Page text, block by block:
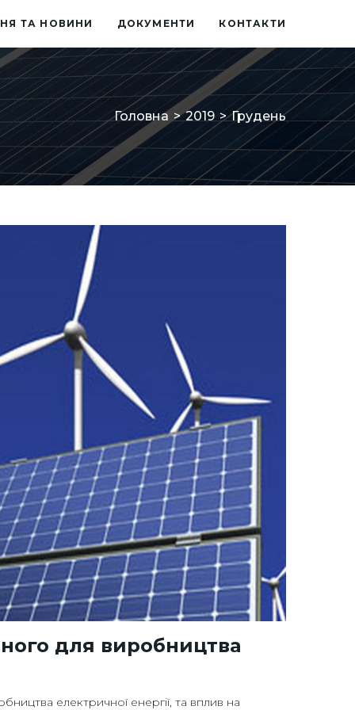
ТА НОВИНИ ДОКУМЕНТИ КОНТАКТИ
Головна > 2019 > Грудень
для виробництва
електричної енергії, та вплив на